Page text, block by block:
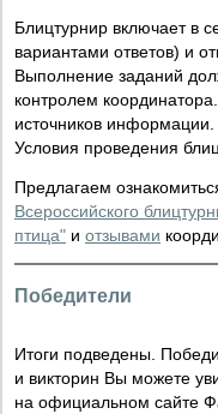
Блицтурнир включает в
вариантами ответов) и
Выполнение заданий
контролем
источников
Условия проведения
Предлагаем
Всероссийского
птица" и отзывами
Победители
Итоги подведены.
и викторин Вы можете
на официальном сайте